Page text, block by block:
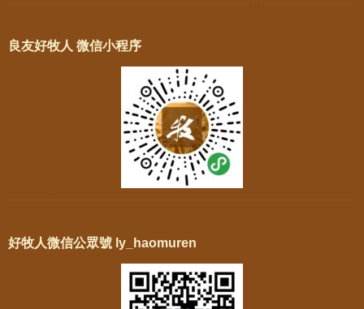
良友好牧人 微信小程序
好牧人微信公眾號 ly_haomuren